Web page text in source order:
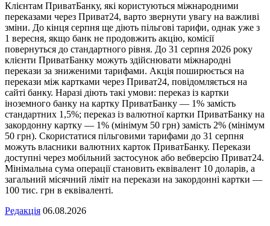
Клієнтам ПриватБанку, які користуються міжнародними
переказами через Приват24, варто звернути увагу на важливі
зміни. До кінця серпня ще діють пільгові тарифи, однак уже з
1 вересня, якщо банк не продовжить акцію, комісії
повернуться до стандартного рівня. До 31 серпня 2026 року
клієнти ПриватБанку можуть здійснювати міжнародні
перекази за зниженими тарифами. Акція поширюється на
перекази між картками через Приват24, повідомляється на
сайті банку. Наразі діють такі умови: переказ із картки
іноземного банку на картку ПриватБанку — 1% замість
стандартних 1,5%; переказ із валютної картки ПриватБанку на
закордонну картку — 1% (мінімум 50 грн) замість 2% (мінімум
50 грн). Скористатися пільговими тарифами до 31 серпня
можуть власники валютних карток ПриватБанку. Перекази
доступні через мобільний застосунок або вебверсію Приват24.
Мінімальна сума операції становить еквівалент 10 доларів, а
загальний місячний ліміт на перекази на закордонні картки —
100 тис. грн в еквіваленті.
Редакція 06.08.2026